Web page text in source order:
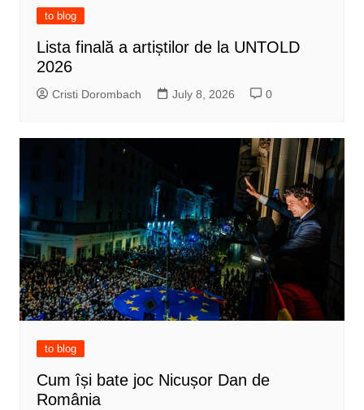
to blog
Lista finală a artiștilor de la UNTOLD
2026
Cristi Dorombach July 8, 2026 0
to blog
Cum își bate joc Nicușor Dan de
România